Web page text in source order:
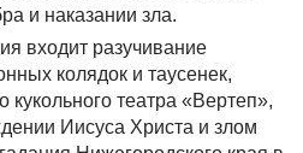
и наказании зла.
входит разучивание
колядок и таусенек,
кукольного театра «Вертеп»,
Иисуса Христа и злом